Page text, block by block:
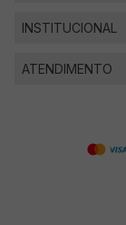
INSTITUCIONAL
ATENDIMENTO